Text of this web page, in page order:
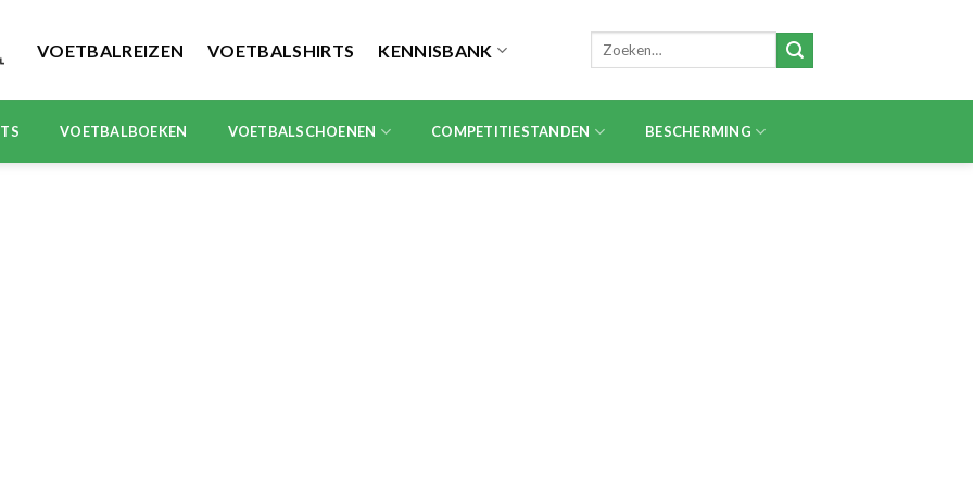
VOETBALREIZEN VOETBALSHIRTS KENNISBANK
Zoeken
VOETBALBOEKEN VOETBALSCHOENEN COMPETITIESTANDEN BESCHERMING